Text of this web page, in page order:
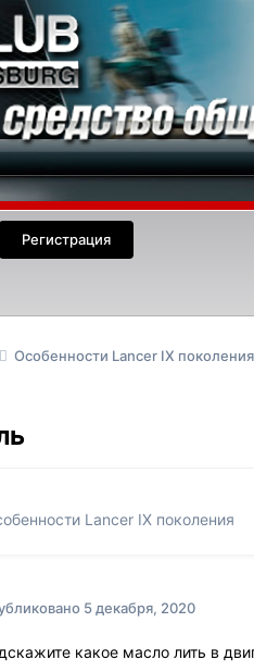
Регистрация
Особенности Lancer IX поколения
Lancer IX поколения
5 декабря, 2020
какое масло лить в